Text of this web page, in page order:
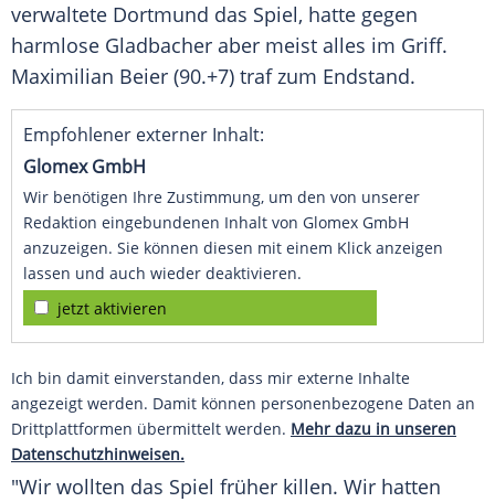
verwaltete Dortmund das Spiel, hatte gegen
harmlose Gladbacher aber meist alles im Griff.
Maximilian Beier (90.+7) traf zum Endstand.
Empfohlener externer Inhalt:
Glomex GmbH
Wir benötigen Ihre Zustimmung, um den von unserer
Redaktion eingebundenen Inhalt von Glomex GmbH
anzuzeigen. Sie können diesen mit einem Klick anzeigen
lassen und auch wieder deaktivieren.
jetzt aktivieren
Ich bin damit einverstanden, dass mir externe Inhalte
angezeigt werden. Damit können personenbezogene Daten an
Drittplattformen übermittelt werden. Mehr dazu in unseren
Datenschutzhinweisen.
"Wir wollten das Spiel früher killen. Wir hatten